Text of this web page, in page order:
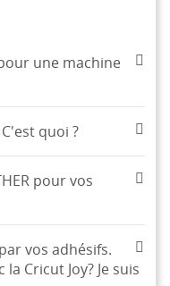
une machine
C'est quoi ?
pour vos
vos adhésifs.
Cricut Joy? Je suis